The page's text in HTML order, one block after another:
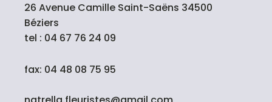
26 Avenue Camille Saint-Saëns 34500
Béziers
tel : 04 67 76 24 09
fax: 04 48 08 75 95